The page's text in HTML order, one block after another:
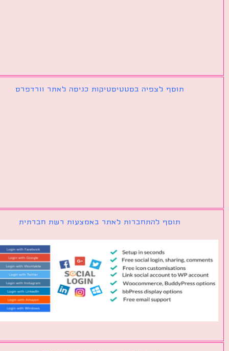
תוסף לצפיה בסטטיסטיקות כניסה לאתר וורדפרס
תוסף להתחברות לאתר באמצעות רשת חברתית